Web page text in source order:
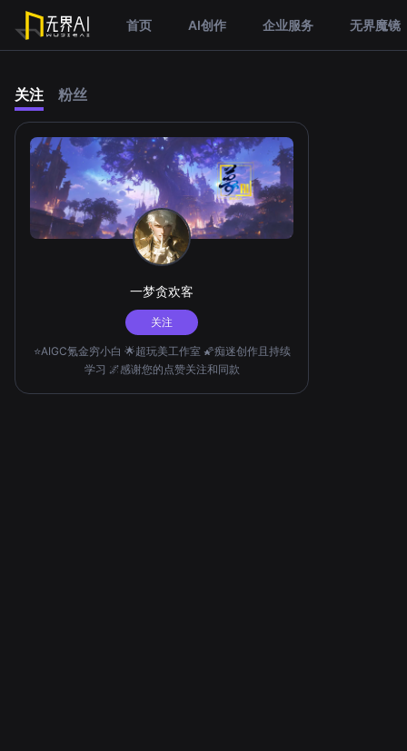
首页 AI创作 企业服务 无界魔镜
关注 粉丝
一梦贪欢客
关注
⭐AIGC氪金穷小白 🌟超玩美工作室 🌠痴迷创作且持续
学习 🌌感谢您的点赞关注和同款